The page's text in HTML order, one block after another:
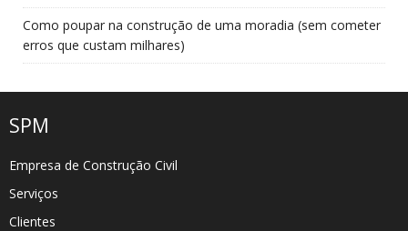
Como poupar na construção de uma moradia (sem cometer
erros que custam milhares)
SPM
Empresa de Construção Civil
Serviços
Clientes